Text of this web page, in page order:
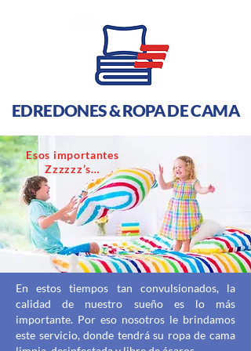
EDREDONES & ROPA DE CAMA
Esos importantes
Zzzzzz’s…
En estos tiempos tan convulsionados, la
calidad de nuestro sueño es lo más
importante. Por eso nosotros le brindamos
este servicio, donde tendrá su ropa de cama